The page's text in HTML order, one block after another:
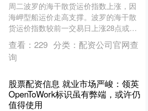
周二波罗的海干散货运价指数上涨，因
海岬型船运价走高支撑。波罗的海干散
货运价指数较前一交易日上涨28点或
1.29%，报2200点。海岬型船运价指数
上涨104点，至....
查看： 229 分类： 配资公司官网查
询
股票配资信息 就业市场严峻：领英
OpenToWork标识虽有弊端，或许仍
值得使用